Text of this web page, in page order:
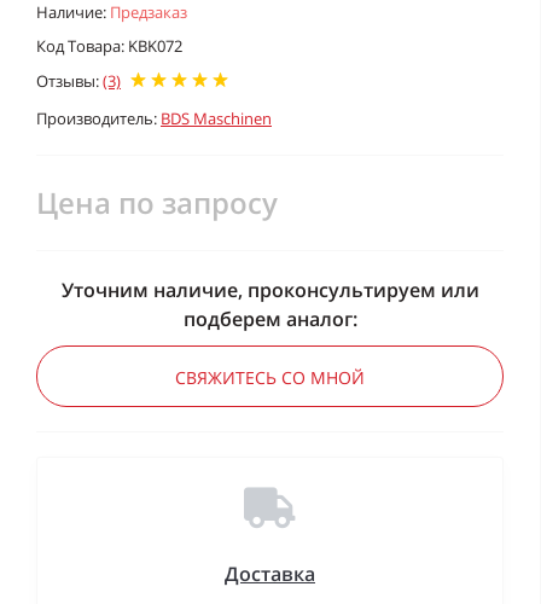
Наличие: Предзаказ
Код Товара: KBK072
Отзывы:(3)
Производитель: BDS Maschinen
Цена по запросу
Уточним наличие, проконсультируем или
подберем аналог:
СВЯЖИТЕСЬ СО МНОЙ
Доставка